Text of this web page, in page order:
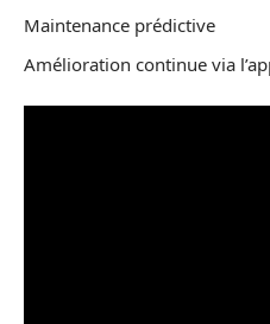
Maintenance prédictive
Amélioration continue via